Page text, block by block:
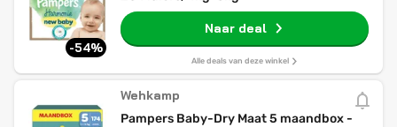
-54%
Naar deal
Alle deals van deze winkel
Wehkamp
Pampers Baby-Dry Maat 5 maandbox -